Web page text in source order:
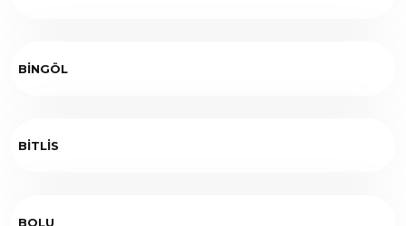
BİNGÖL
BİTLİS
BOLU